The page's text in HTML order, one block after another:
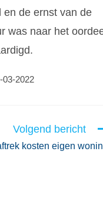
en de ernst van de
was naar het
03-2022
Volgend bericht
kosten eigen